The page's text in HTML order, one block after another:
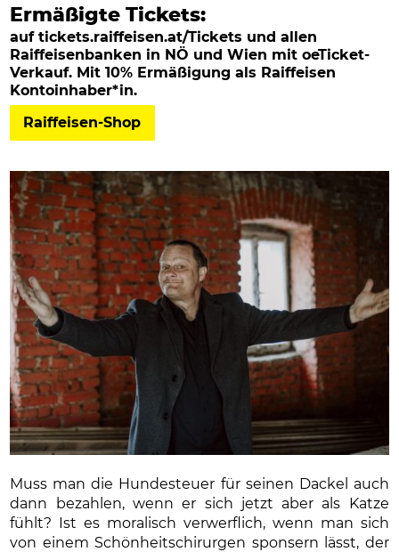
Ermäßigte Tickets:
auf tickets.raiffeisen.at/Tickets und allen
Raiffeisenbanken in NÖ und Wien mit oeTicket-
Verkauf. Mit 10% Ermäßigung als Raiffeisen
Kontoinhaber*in.
Raiffeisen-Shop
Muss man die Hundesteuer für seinen Dackel auch
dann bezahlen, wenn er sich jetzt aber als Katze
fühlt? Ist es moralisch verwerflich, wenn man sich
von einem Schönheitschirurgen sponsern lässt, der